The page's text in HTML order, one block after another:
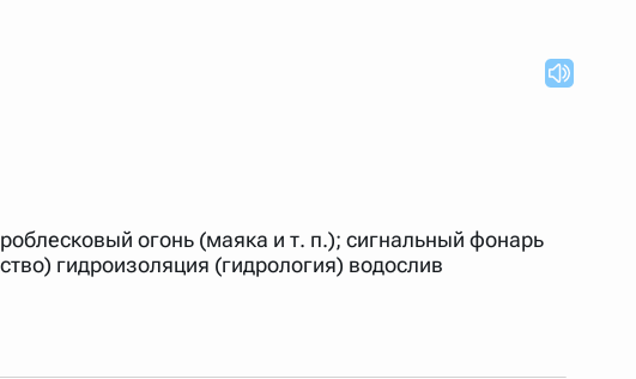
знаком звёздочкой (*), а несколько неизвестных букв —
в строке запроса "Пушкин поэт" и нажать "Найти", выведутся
в задании "русский поэт 19 века". Пишем в Reword первым
статью "Лермонтов" и не только.
словаря. Также можно выключать ненужные словари.
огонь (маяка и т. п.); сигнальный фонарь
гидроизоляция (гидрология) водослив